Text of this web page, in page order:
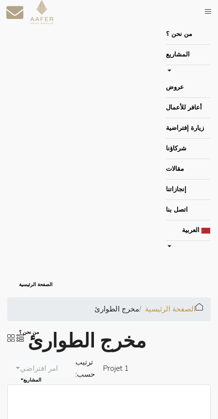
الصفحة الرئيسية
من نحن ؟
المشاريع
عروض
أعافر للأعمال
زيارة إفتراضية
شركاؤنا
مقالات
إنجازاتنا
اتصل بنا
العربية
الصفحة الرئيسية
من نحن ؟
المشاريع
الصفحة الرئيسية مخرج الطوارئ
مخرج الطوارئ
1 Projet
ترتيب
حسب:
امر افتراضي